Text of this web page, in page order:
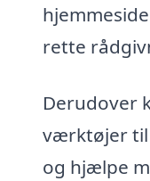
rette
Derudover
værktøjer til
og hjælpe